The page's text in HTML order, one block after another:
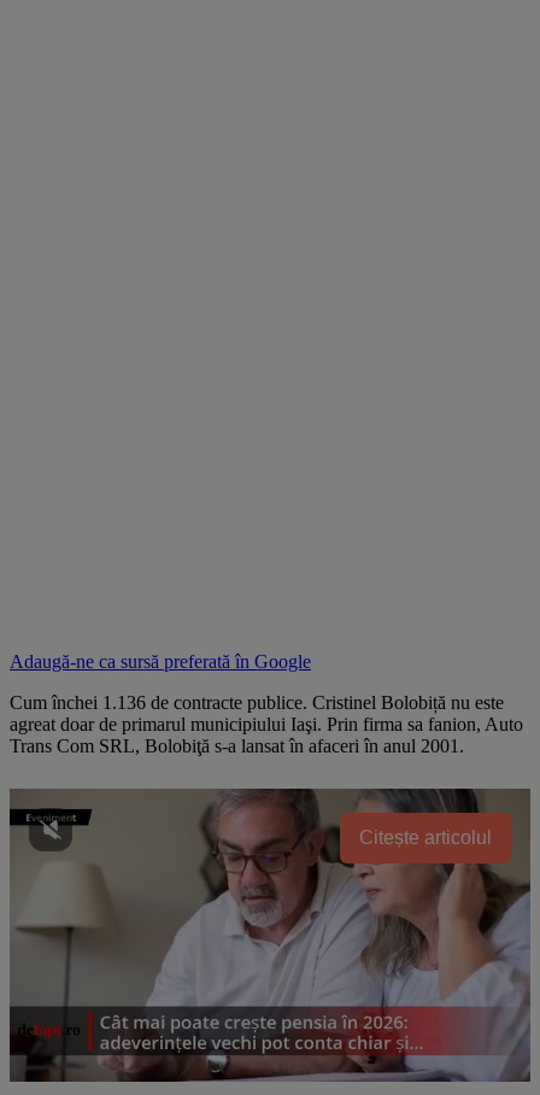
Adaugă-ne ca sursă preferată în Google
Cum închei 1.136 de contracte publice. Cristinel Bolobiță nu este
agreat doar de primarul municipiului Iaşi. Prin firma sa fanion, Auto
Trans Com SRL, Bolobiţă s-a lansat în afaceri în anul 2001.
Citește articolul